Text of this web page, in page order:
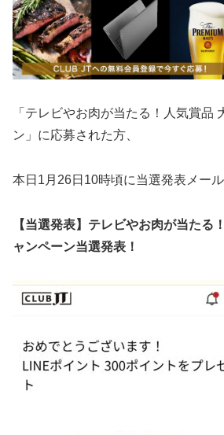
「テレビやお肉が当たる！人気賞品
ン」に応募された方、
本日1月26日10時頃に当選発表メール
【当選発表】テレビやお肉が当たる
ャンペーン当選発表！